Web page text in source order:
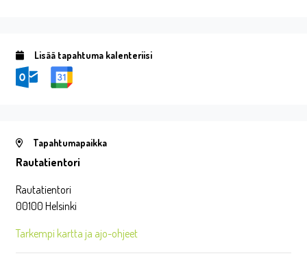
Lisää tapahtuma kalenteriisi
Tapahtumapaikka
Rautatientori
Rautatientori
00100 Helsinki
Tarkempi kartta ja ajo-ohjeet